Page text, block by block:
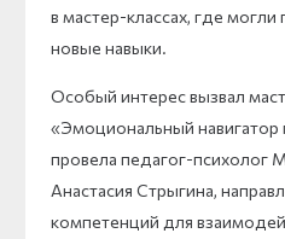
в мастер-классах, где могли
новые навыки.
Особый интерес вызвал
«Эмоциональный навигатор
провела педагог-психолог
Анастасия Стрыгина,
компетенций для